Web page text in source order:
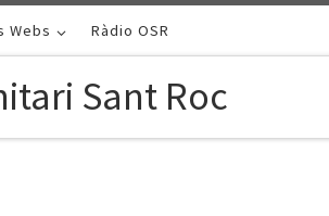
Webs Ràdio OSR
Sant Roc